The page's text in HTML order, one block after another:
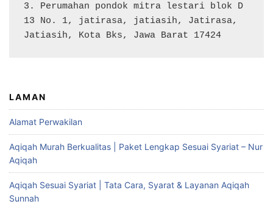
3. Perumahan pondok mitra lestari blok D
13 No. 1, jatirasa, jatiasih, Jatirasa,
Jatiasih, Kota Bks, Jawa Barat 17424
LAMAN
Alamat Perwakilan
Aqiqah Murah Berkualitas | Paket Lengkap Sesuai Syariat – Nur
Aqiqah
Aqiqah Sesuai Syariat | Tata Cara, Syarat & Layanan Aqiqah
Sunnah